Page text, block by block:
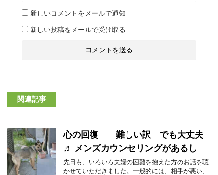
新しいコメントをメールで通知
新しい投稿をメールで受け取る
関連記事
心の回復 難しい訳 でも大丈夫
♬ メンズカウンセリングがあるし
先日も、いろいろ夫婦の困難を抱えた方のお話を聴
かせていただきました。一般的には、相手が悪い、